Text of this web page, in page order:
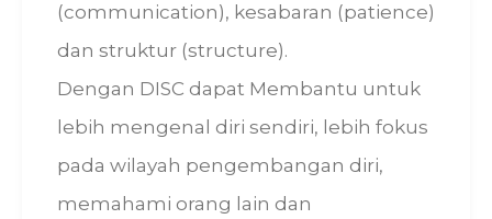
(communication), kesabaran (patience)
dan struktur (structure).
Dengan DISC dapat Membantu untuk
lebih mengenal diri sendiri, lebih fokus
pada wilayah pengembangan diri,
memahami orang lain dan